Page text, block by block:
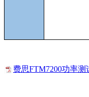
费思FTM7200功率测